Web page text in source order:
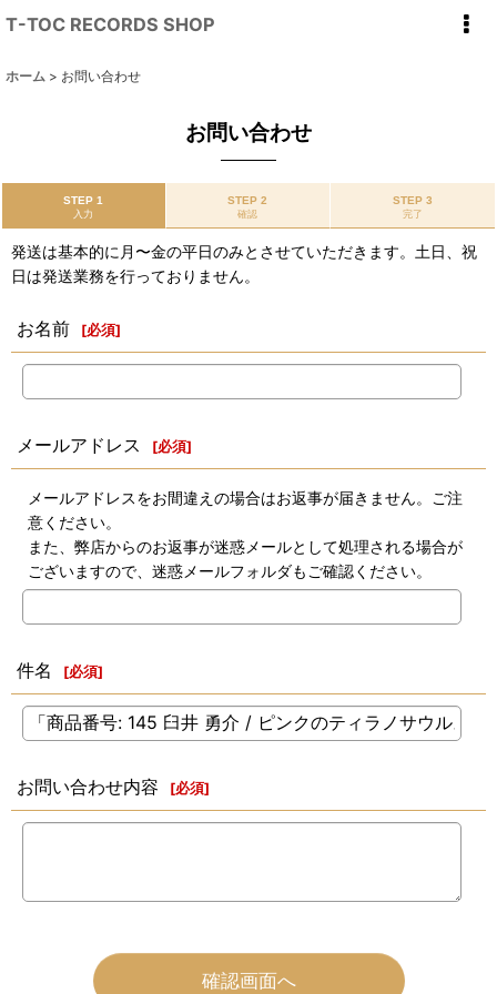
T-TOC RECORDS SHOP
ホーム > お問い合わせ
お問い合わせ
STEP 1
入力
STEP 2
確認
STEP 3
完了
発送は基本的に月〜金の平日のみとさせていただきます。土日、祝
日は発送業務を行っておりません。
お名前 [必須]
メールアドレス [必須]
メールアドレスをお間違えの場合はお返事が届きません。ご注
意ください。
また、弊店からのお返事が迷惑メールとして処理される場合が
ございますので、迷惑メールフォルダもご確認ください。
件名 [必須]
お問い合わせ内容 [必須]
確認画面へ